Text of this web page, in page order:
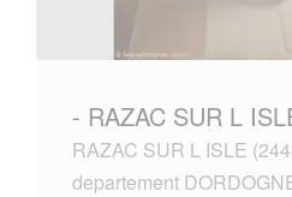
- RAZAC SUR L
RAZAC SUR L ISLE
departement